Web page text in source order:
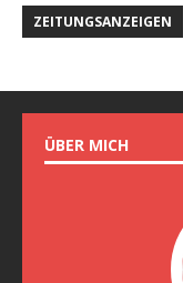
ZEITUNGSANZEIGEN
ÜBER MICH